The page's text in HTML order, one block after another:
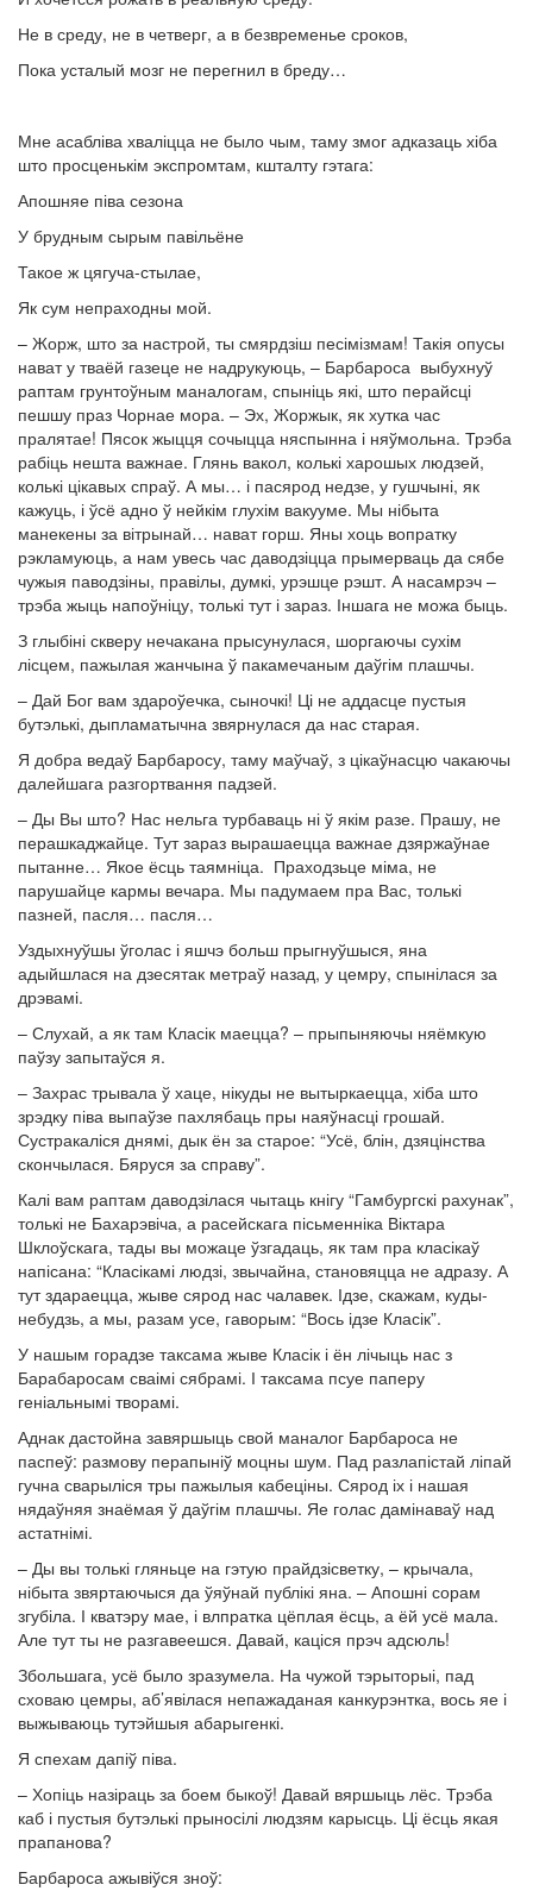
Не в среду, не в четверг, а в безвременье сроков,
Пока усталый мозг не перегнил в бреду…
Мне асабліва хваліцца не было чым, таму змог адказаць хіба
што просценькім экспромтам, кшталту гэтага:
Апошняе піва сезона
У брудным сырым павільёне
Такое ж цягуча-стылае,
Як сум непраходны мой.
– Жорж, што за настрой, ты смярдзіш песімізмам! Такія опусы
нават у тваёй газеце не надрукуюць, – Барбароса выбухнуў
раптам грунтоўным маналогам, спыніць які, што перайсці
пешшу праз Чорнае мора. – Эх, Жоржык, як хутка час
пралятае! Пясок жыцця сочыцца няспынна і няўмольна. Трэба
рабіць нешта важнае. Глянь вакол, колькі харошых людзей,
колькі цікавых спраў. А мы… і пасярод недзе, у гушчыні, як
кажуць, і ўсё адно ў нейкім глухім вакууме. Мы нібыта
манекены за вітрынай… нават горш. Яны хоць вопратку
рэкламуюць, а нам увесь час даводзіцца прымерваць да сябе
чужыя паводзіны, правілы, думкі, урэшце рэшт. А насамрэч –
трэба жыць напоўніцу, толькі тут і зараз. Іншага не можа быць.
З глыбіні скверу нечакана прысунулася, шоргаючы сухім
лісцем, пажылая жанчына ў пакамечаным даўгім плашчы.
– Дай Бог вам здароўечка, сыночкі! Ці не аддасце пустыя
бутэлькі, дыпламатычна звярнулася да нас старая.
Я добра ведаў Барбаросу, таму маўчаў, з цікаўнасцю чакаючы
далейшага разгортвання падзей.
– Ды Вы што? Нас нельга турбаваць ні ў якім разе. Прашу, не
перашкаджайце. Тут зараз вырашаецца важнае дзяржаўнае
пытанне… Якое ёсць таямніца. Праходзьце міма, не
парушайце кармы вечара. Мы падумаем пра Вас, толькі
пазней, пасля… пасля…
Уздыхнуўшы ўголас і яшчэ больш прыгнуўшыся, яна
адыйшлася на дзесятак метраў назад, у цемру, спынілася за
дрэвамі.
– Слухай, а як там Класік маецца? – прыпыняючы няёмкую
паўзу запытаўся я.
– Захрас трывала ў хаце, нікуды не вытыркаецца, хіба што
зрэдку піва выпаўзе пахлябаць пры наяўнасці грошай.
Сустракаліся днямі, дык ён за старое: “Усё, блін, дзяцінства
скончылася. Бяруся за справу”.
Калі вам раптам даводзілася чытаць кнігу “Гамбургскі рахунак”,
толькі не Бахарэвіча, а расейскага пісьменніка Віктара
Шклоўскага, тады вы можаце ўзгадаць, як там пра класікаў
напісана: “Класікамі людзі, звычайна, становяцца не адразу. А
тут здараецца, жыве сярод нас чалавек. Ідзе, скажам, куды-
небудзь, а мы, разам усе, гаворым: “Вось ідзе Класік”.
У нашым горадзе таксама жыве Класік і ён лічыць нас з
Барабаросам сваімі сябрамі. І таксама псуе паперу
геніальнымі творамі.
Аднак дастойна завяршыць свой маналог Барбароса не
паспеў: размову перапыніў моцны шум. Пад разлапістай ліпай
гучна сварыліся тры пажылыя кабеціны. Сярод іх і нашая
нядаўняя знаёмая ў даўгім плашчы. Яе голас дамінаваў над
астатнімі.
– Ды вы толькі гляньце на гэтую прайдзісветку, – крычала,
нібыта звяртаючыся да ўяўнай публікі яна. – Апошні сорам
згубіла. І кватэру мае, і влпратка цёплая ёсць, а ёй усё мала.
Але тут ты не разгавеешся. Давай, каціся прэч адсюль!
Збольшага, усё было зразумела. На чужой тэрыторыі, пад
сховаю цемры, аб’явілася непажаданая канкурэнтка, вось яе і
выжываюць тутэйшыя абарыгенкі.
Я спехам дапіў піва.
– Хопіць назіраць за боем быкоў! Давай вяршыць лёс. Трэба
каб і пустыя бутэлькі прыносілі людзям карысць. Ці ёсць якая
прапанова?
Барбароса ажывіўся зноў: